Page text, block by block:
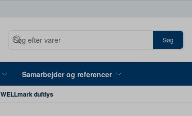
Søg
Samarbejder og referencer
WELLmark duftlys